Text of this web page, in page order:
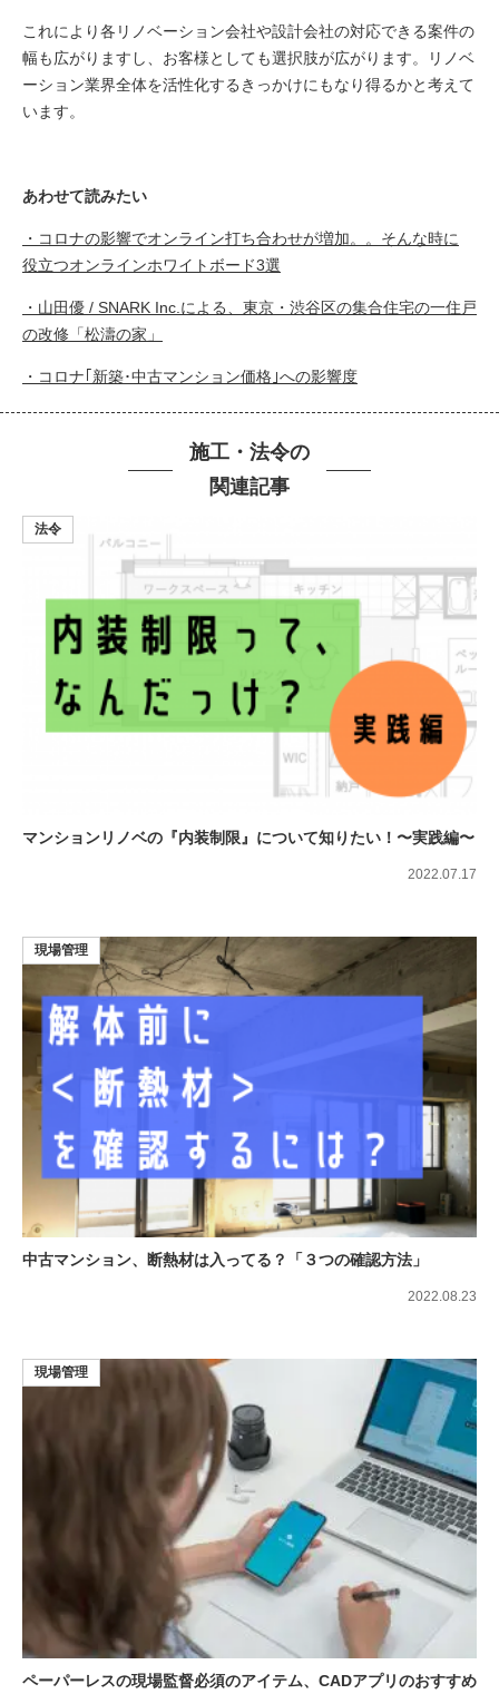
これにより各リノベーション会社や設計会社の対応できる案件の
幅も広がりますし、お客様としても選択肢が広がります。リノベ
ーション業界全体を活性化するきっかけにもなり得るかと考えて
います。
あわせて読みたい
・コロナの影響でオンライン打ち合わせが増加。。そんな時に
役立つオンラインホワイトボード3選
・山田優 / SNARK Inc.による、東京・渋谷区の集合住宅の一住戸
の改修「松濤の家」
・コロナ｢新築･中古マンション価格｣への影響度
施工・法令の
関連記事
マンションリノベの『内装制限』について知りたい！〜実践編〜
法令
2022.07.17
中古マンション、断熱材は入ってる？「３つの確認方法」
現場管理
2022.08.23
ペーパーレスの現場監督必須のアイテム、CADアプリのおすすめ
現場管理